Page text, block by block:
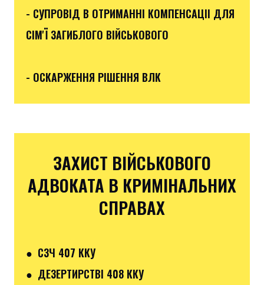
- СУПРОВІД В ОТРИМАННІ КОМПЕНСАЦІІ ДЛЯ
СІМ'Ї ЗАГИБЛОГО ВІЙСЬКОВОГО
- ОСКАРЖЕННЯ РІШЕННЯ ВЛК
ЗАХИСТ ВІЙСЬКОВОГО
АДВОКАТА В КРИМІНАЛЬНИХ
СПРАВАХ
● СЗЧ 407 ККУ
● ДЕЗЕРТИРСТВІ 408 ККУ